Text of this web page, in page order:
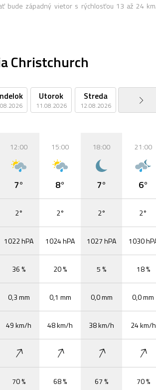
bude západný vietor s rýchlosťou 13 až 24
Christchurch
Utorok
11.08.2026
Streda
12.08.2026
Štvrtok
13.08.2026
12:00
7°
2°
1022 hPA
36 %
0,3 mm
49 km/h
70 %
15:00
8°
2°
1024 hPA
20 %
0,1 mm
48 km/h
68 %
18:00
7°
2°
1027 hPA
5 %
0,0 mm
38 km/h
67 %
21:00
6°
2°
1030
18 %
0,0 mm
24 km/h
70 %